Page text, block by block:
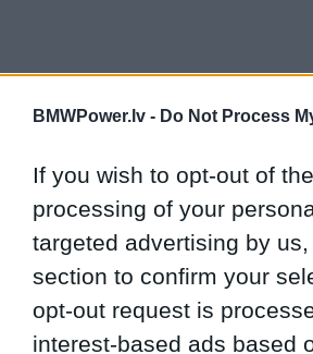
BMWPower.lv - Do Not Process
If you wish to opt-out of
processing of your
targeted advertising by
section to confirm your
opt-out request is
interest-based ads based